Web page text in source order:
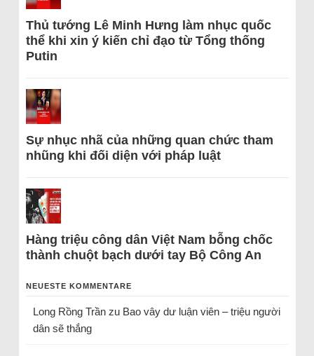
Thủ tướng Lê Minh Hưng làm nhục quốc
thể khi xin ý kiến chỉ đạo từ Tổng thống
Putin
Sự nhục nhã của những quan chức tham
nhũng khi đối diện với pháp luật
Hàng triệu công dân Việt Nam bỗng chốc
thành chuột bạch dưới tay Bộ Công An
NEUESTE KOMMENTARE
Long Rồng Trầnzu Bao vây dư luận viên – triệu người
dân sẽ thắng